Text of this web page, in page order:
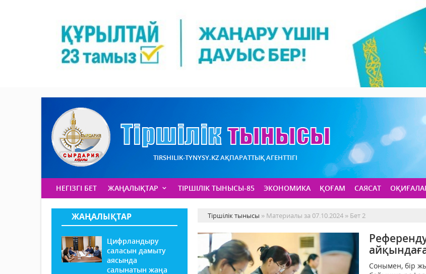
TIRSHILIK-TYNYSY.KZ АҚПАРАТТЫҚ АГЕНТТІГІ
НЕГІЗГІ БЕТ ЖАҢАЛЫҚТАР ТІРШІЛІК ТЫНЫСЫ-85 ЭКОНОМИКА ҚОҒАМ САЯСАТ
ЖАҢАЛЫҚТАР
Цифрландыру
саласын дамыту
аясында
салынатын жаңа
Тіршілік тынысы » Материалы за 07.10.2024 » Бет 2
Сонымен, бір